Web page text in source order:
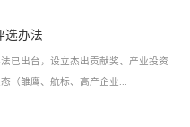
选办法
已出台，设立杰出贡献奖、产业投资
（雏鹰、航标、高产企业...